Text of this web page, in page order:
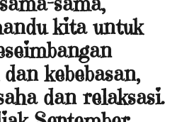
kita untuk
kebebasan,
dan relaksasi.